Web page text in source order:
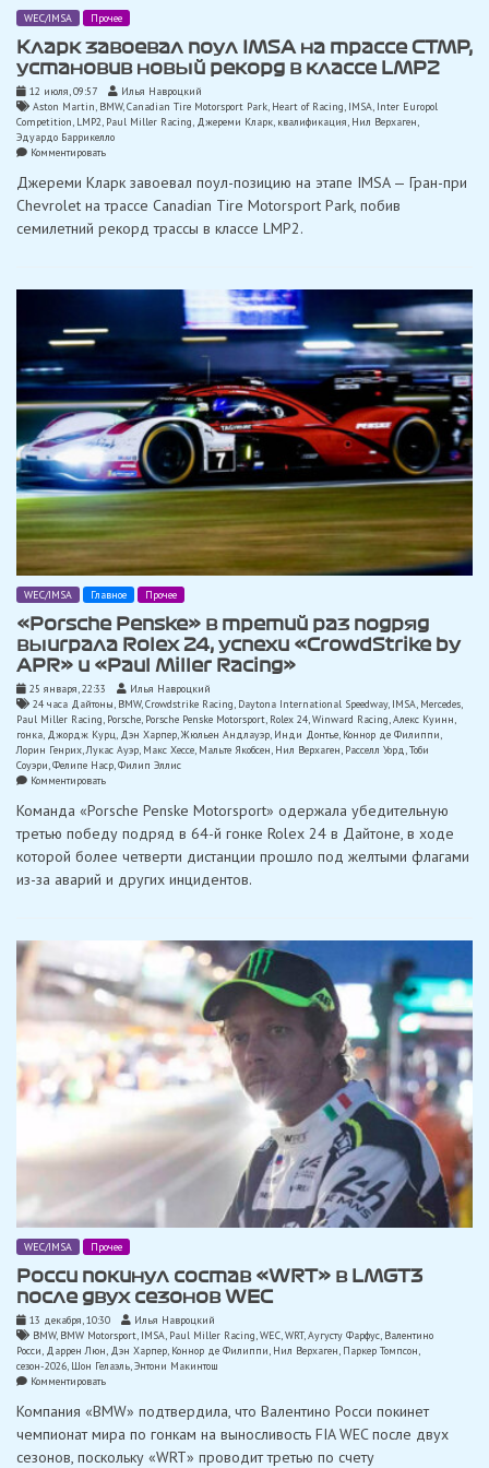
WEC/IMSA Прочее
Кларк завоевал поул IMSA на трассе CTMP,
установив новый рекорд в классе LMP2
12 июля, 09:57
Илья Навроцкий
Aston Martin, BMW,Canadian Tire Motorsport Park, Heart of Racing, IMSA, Inter Europol
Competition, LMP2, Paul Miller Racing, Джереми Кларк, квалификация, Нил Верхаген
Эдуардо Баррикелло
Комментироватьon
завоевал
IMSA
на
новый
классе
Джереми Кларк завоевал поул-позицию на этапе IMSA — Гран-при
Chevrolet на трассе Canadian Tire Motorsport Park, побив
семилетний рекорд трассы в классе LMP2.
WEC/IMSA Главное Прочее
«Porsche Penske» в третий раз подряд
выиграла Rolex 24, успехи «CrowdStrike by
APR» и «Paul Miller Racing»
25 января, 22:33
Илья Навроцкий
24 часа Дайтоны, BMW,Crowdstrike Racing, Daytona International Speedway, IMSA, Mercedes
Paul Miller Racing, Porsche, Porsche Penske Motorsport, Rolex 24,Winward Racing,Алекс Куинн
гонка, Джордж Курц, Дэн Харпер,Жюльен Андлауэр, Инди Донтье, Коннор де Филиппи
Лорин Генрих,Лукас Ауэр, Макс Хессе, Мальте Якобсен, Нил Верхаген, Расселл Уорд,Тоби
Соуэри,Фелипе Наср,Филип Эллис
Комментироватьon
Penske»
третий
раз
выиграла
«CrowdStrike
APR»
и
«Paul
Miller
Racing»
Команда «Porsche Penske Motorsport» одержала убедительную
третью победу подряд в 64-й гонке Rolex 24 в Дайтоне, в ходе
которой более четверти дистанции прошло под желтыми флагами
из-за аварий и других инцидентов.
WEC/IMSA Прочее
Росси покинул состав «WRT» в LMGT3
после двух сезонов WEC
13 декабря, 10:30
Илья Навроцкий
BMW, BMW Motorsport, IMSA, Paul Miller Racing,WEC,WRT,Аугусту Фарфус, Валентино
Росси, Даррен Люн, Дэн Харпер, Коннор де Филиппи, Нил Верхаген, Паркер Томпсон
сезон-2026, Шон Гелаэль,Энтони Макинтош
Комментироватьon
покинул
«WRT»
в
Компания «BMW» подтвердила, что Валентино Росси покинет
чемпионат мира по гонкам на выносливость FIA WEC после двух
сезонов, поскольку «WRT» проводит третью по счету